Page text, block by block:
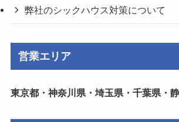
弊社のシックハウス対策について
営業エリア
東京都・神奈川県・埼玉県・千葉県・